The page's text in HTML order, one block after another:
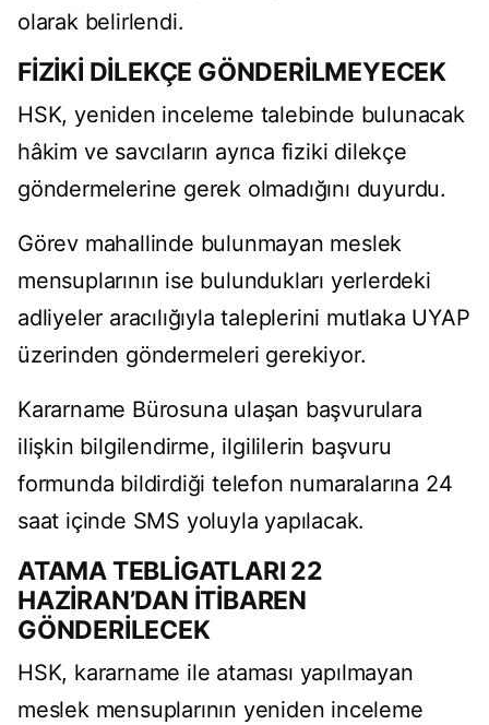
olarak belirlendi.
FİZİKİ DİLEKÇE GÖNDERİLMEYECEK
HSK, yeniden inceleme talebinde bulunacak
hâkim ve savcıların ayrıca fiziki dilekçe
göndermelerine gerek olmadığını duyurdu.
Görev mahallinde bulunmayan meslek
mensuplarının ise bulundukları yerlerdeki
adliyeler aracılığıyla taleplerini mutlaka UYAP
üzerinden göndermeleri gerekiyor.
Kararname Bürosuna ulaşan başvurulara
ilişkin bilgilendirme, ilgililerin başvuru
formunda bildirdiği telefon numaralarına 24
saat içinde SMS yoluyla yapılacak.
ATAMA TEBLİGATLARI 22
HAZİRAN’DAN İTİBAREN
GÖNDERİLECEK
HSK, kararname ile ataması yapılmayan
meslek mensuplarının yeniden inceleme